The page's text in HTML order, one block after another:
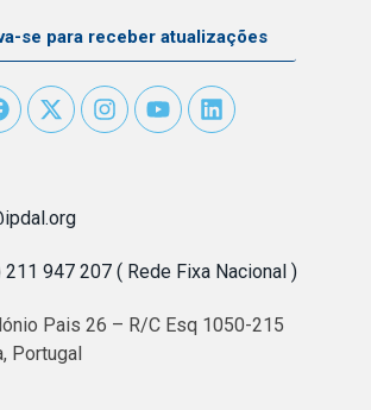
se para receber atualizações
211 947 207 ( Rede Fixa Nacional )
Pais 26 – R/C Esq 1050-215
Portugal